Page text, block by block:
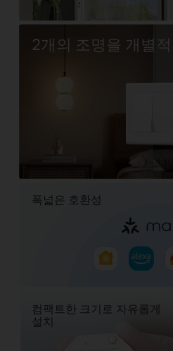
2개의 조명을 개별
폭넓은 호환성
컴팩트한 크기로 자유롭게
설치